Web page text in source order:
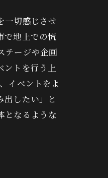
一切感じさせ
で地上での慌
テージや企画
ントを行う上
イベントをよ
出したい」と
となるような